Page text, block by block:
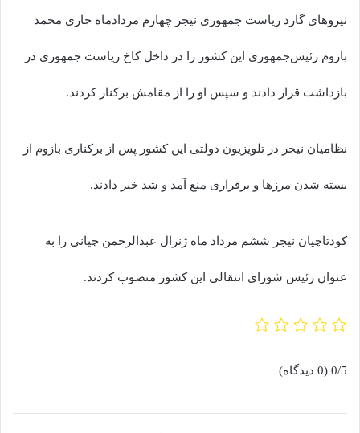
نیروهای گارد ریاست جمهوری نیجر چهارم مردادماه جاری محمد
بازوم رئیس‌جمهوری این کشور را در داخل کاخ ریاست جمهوری در
بازداشت قرار دادند و سپس او را از مقامش برکنار کردند.
نظامیان نیجر در تلویزیون دولتی این کشور پس از برکناری بازوم از
بسته شدن مرزها و برقراری منع آمد و شد خبر دادند.
کودتاچیان نیجر ششم مرداد ماه ژنرال عبدالرحمن چیانی را به
عنوان رئیس شورای انتقالی این کشور منصوب کردند.
0/5 (0 دیدگاه)